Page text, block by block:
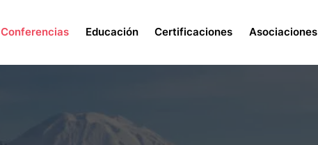
Conferencias Educación Certificaciones Asociaciones